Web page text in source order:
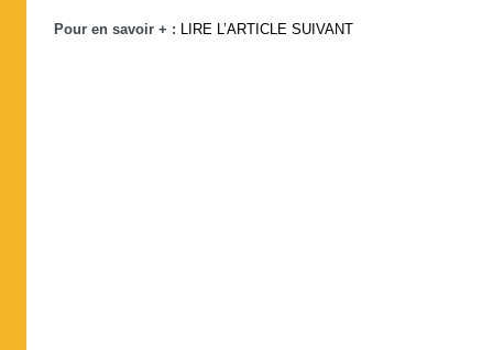
Pour en savoir + : LIRE L’ARTICLE SUIVANT